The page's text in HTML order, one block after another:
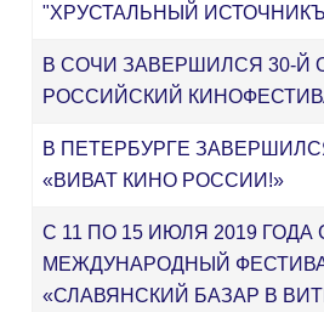
"ХРУСТАЛЬНЫЙ
В СОЧИ ЗАВЕРШИЛСЯ 30-Й
РОССИЙСКИЙ
В ПЕТЕРБУРГЕ
«ВИВАТ КИНО РОССИИ!»
С 11 ПО 15 ИЮЛЯ 2019 ГОДА
МЕЖДУНАРОДНЫЙ
«СЛАВЯНСКИЙ БАЗАР В